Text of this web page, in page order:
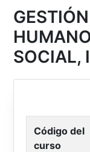
SOCIAL,
Código del
curso